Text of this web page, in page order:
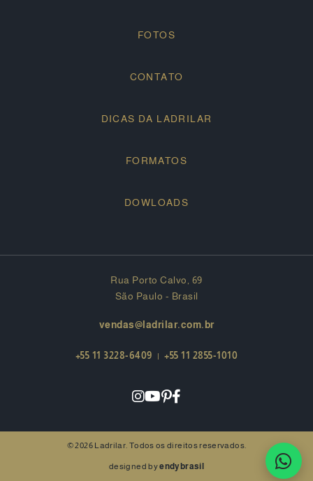
FOTOS
CONTATO
DICAS DA LADRILAR
FORMATOS
DOWLOADS
Rua Porto Calvo, 69
São Paulo - Brasil
vendas@ladrilar.com.br
+55 11 3228-6409 | +55 11 2855-1010
© 2026 Ladrilar. Todos os direitos reservados.
designed byendybrasil